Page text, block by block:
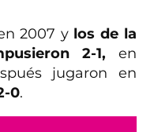
2007 y los de la
2-1, en
jugaron en
0.